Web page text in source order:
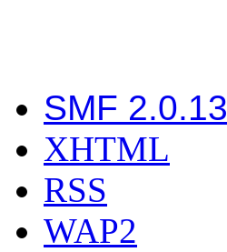
SMF 2.0.13
XHTML
RSS
WAP2